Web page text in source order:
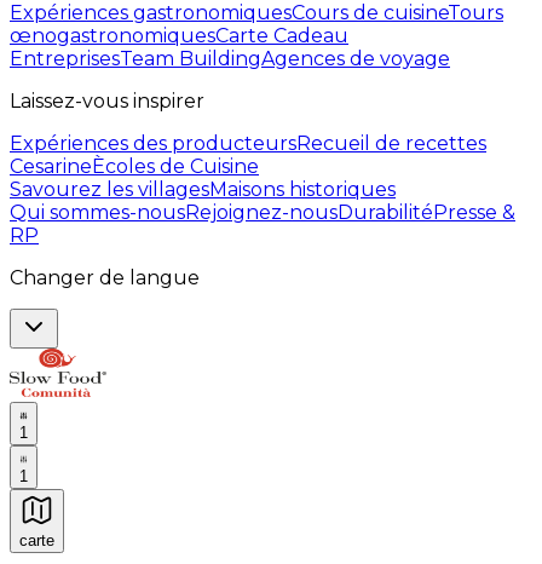
Expériences gastronomiquesCours de cuisineTours
œnogastronomiquesCarte Cadeau
EntreprisesTeam BuildingAgences de voyage
Laissez-vous inspirer
Expériences des producteursRecueil de recettes
CesarineÈcoles de Cuisine
Savourez les villagesMaisons historiques
Qui sommes-nousRejoignez-nousDurabilitéPresse &
RP
Changer de langue
1
1
carte